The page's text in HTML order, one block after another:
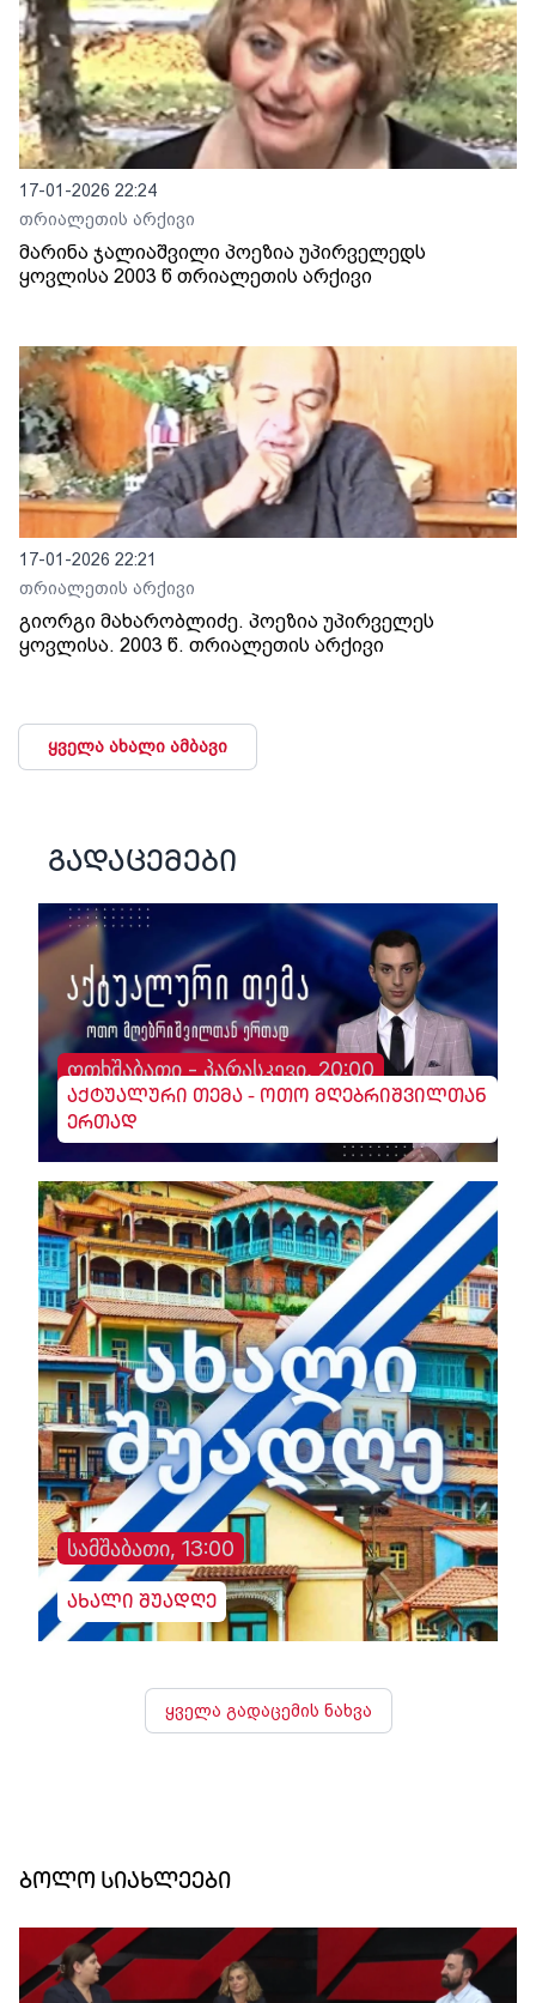
17-01-2026 22:24
თრიალეთის არქივი
მარინა ჯალიაშვილი პოეზია უპირველედს
ყოვლისა 2003 წ თრიალეთის არქივი
17-01-2026 22:21
თრიალეთის არქივი
გიორგი მახარობლიძე. პოეზია უპირველეს
ყოვლისა. 2003 წ. თრიალეთის არქივი
ყველა ახალი ამბავი
გადაცემები
ოთხშაბათი - პარასკევი, 20:00
აქტუალური თემა - ოთო მღებრიშვილთან
ერთად
სამშაბათი, 13:00
ახალი შუადღე
ყველა გადაცემის ნახვა
ბოლო სიახლეები